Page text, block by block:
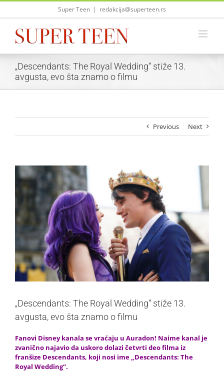
Skip
Super Teen | redakcija@superteen.rs
„Descendants: The Royal Wedding“ stiže 13.
avgusta, evo šta znamo o filmu
Previous Next
View
Larger
Image
„Descendants: The Royal Wedding“ stiže 13.
avgusta, evo šta znamo o filmu
Fanovi Disney kanala se vraćaju u Auradon! Naime kanal je
zvanično najavio da uskoro dolazi četvrti deo filma iz
franšize Descendants, koji nosi ime „Descendants: The
Royal Wedding“.